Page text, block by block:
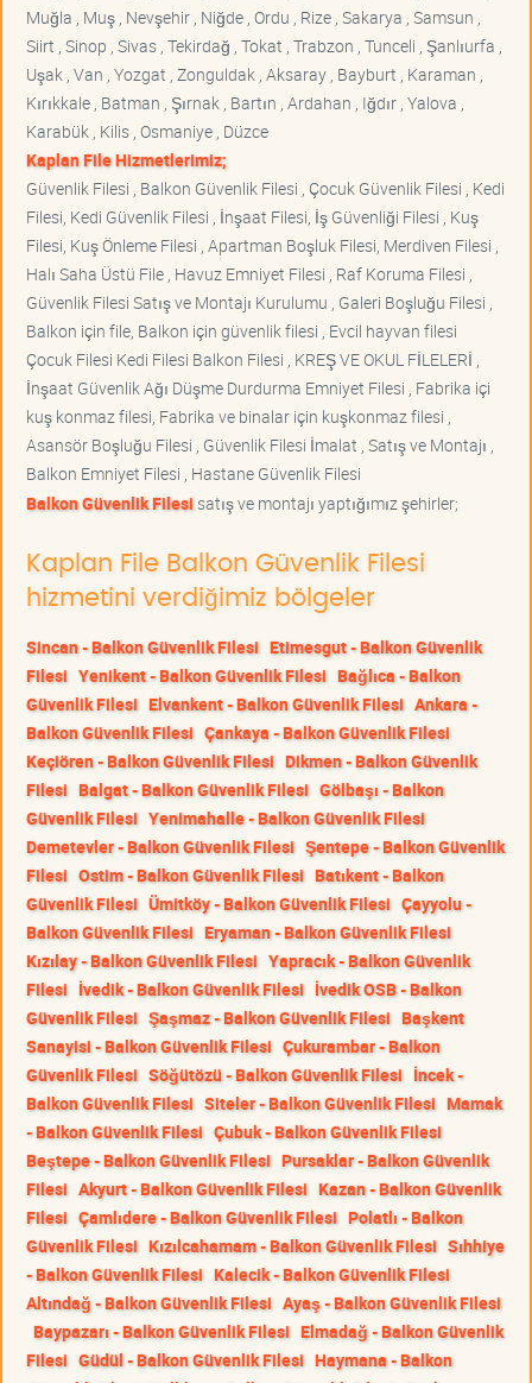
Muğla , Muş , Nevşehir , Niğde , Ordu , Rize , Sakarya , Samsun ,
Siirt , Sinop , Sivas , Tekirdağ , Tokat , Trabzon , Tunceli , Şanlıurfa ,
Uşak , Van , Yozgat , Zonguldak , Aksaray , Bayburt , Karaman ,
Kırıkkale , Batman , Şırnak , Bartın , Ardahan , Iğdır , Yalova ,
Karabük , Kilis , Osmaniye , Düzce
Kaplan File Hizmetlerimiz;
Güvenlik Filesi , Balkon Güvenlik Filesi , Çocuk Güvenlik Filesi , Kedi
Filesi, Kedi Güvenlik Filesi , İnşaat Filesi, İş Güvenliği Filesi , Kuş
Filesi, Kuş Önleme Filesi , Apartman Boşluk Filesi, Merdiven Filesi ,
Halı Saha Üstü File , Havuz Emniyet Filesi , Raf Koruma Filesi ,
Güvenlik Filesi Satış ve Montajı Kurulumu , Galeri Boşluğu Filesi ,
Balkon için file, Balkon için güvenlik filesi , Evcil hayvan filesi
Çocuk Filesi Kedi Filesi Balkon Filesi , KREŞ VE OKUL FİLELERİ ,
İnşaat Güvenlik Ağı Düşme Durdurma Emniyet Filesi , Fabrika içi
kuş konmaz filesi, Fabrika ve binalar için kuşkonmaz filesi ,
Asansör Boşluğu Filesi , Güvenlik Filesi İmalat , Satış ve Montajı ,
Balkon Emniyet Filesi , Hastane Güvenlik Filesi
Balkon Güvenlik Filesisatış ve montajı yaptığımız şehirler;
Kaplan File Balkon Güvenlik Filesi
hizmetini verdiğimiz bölgeler
Sincan - Balkon Güvenlik Filesi Etimesgut - Balkon Güvenlik
Filesi Yenikent - Balkon Güvenlik Filesi Bağlıca - Balkon
Güvenlik Filesi Elvankent - Balkon Güvenlik Filesi Ankara -
Balkon Güvenlik Filesi Çankaya - Balkon Güvenlik Filesi
Keçiören - Balkon Güvenlik Filesi Dikmen - Balkon Güvenlik
Filesi Balgat - Balkon Güvenlik Filesi Gölbaşı - Balkon
Güvenlik Filesi Yenimahalle - Balkon Güvenlik Filesi
Demetevler - Balkon Güvenlik Filesi Şentepe - Balkon Güvenlik
Filesi Ostim - Balkon Güvenlik Filesi Batıkent - Balkon
Güvenlik Filesi Ümitköy - Balkon Güvenlik Filesi Çayyolu -
Balkon Güvenlik Filesi Eryaman - Balkon Güvenlik Filesi
Kızılay - Balkon Güvenlik Filesi Yapracık - Balkon Güvenlik
Filesi İvedik - Balkon Güvenlik Filesi İvedik OSB - Balkon
Güvenlik Filesi Şaşmaz - Balkon Güvenlik Filesi Başkent
Sanayisi - Balkon Güvenlik Filesi Çukurambar - Balkon
Güvenlik Filesi Söğütözü - Balkon Güvenlik Filesi İncek -
Balkon Güvenlik Filesi Siteler - Balkon Güvenlik Filesi Mamak
- Balkon Güvenlik Filesi Çubuk - Balkon Güvenlik Filesi
Beştepe - Balkon Güvenlik Filesi Pursaklar - Balkon Güvenlik
Filesi Akyurt - Balkon Güvenlik Filesi Kazan - Balkon Güvenlik
Filesi Çamlıdere - Balkon Güvenlik Filesi Polatlı - Balkon
Güvenlik Filesi Kızılcahamam - Balkon Güvenlik Filesi Sıhhiye
- Balkon Güvenlik Filesi Kalecik - Balkon Güvenlik Filesi
Altındağ - Balkon Güvenlik Filesi Ayaş - Balkon Güvenlik Filesi
Baypazarı - Balkon Güvenlik Filesi Elmadağ - Balkon Güvenlik
Filesi Güdül - Balkon Güvenlik Filesi Haymana - Balkon